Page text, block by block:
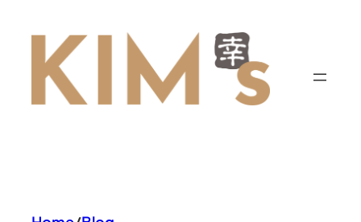
đến
dung